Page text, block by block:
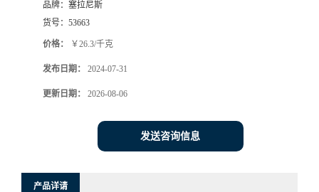
品牌： 塞拉尼斯
货号： 53663
价格： ￥26.3/千克
发布日期： 2024-07-31
更新日期： 2026-08-06
发送咨询信息
产品详请